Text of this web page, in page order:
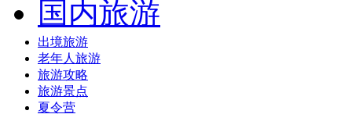
国内旅游
出境旅游
老年人旅游
旅游攻略
旅游景点
夏令营